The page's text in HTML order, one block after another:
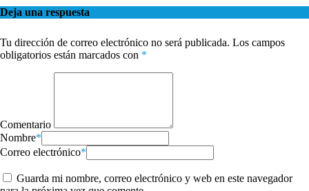
Deja una respuesta
Tu dirección de correo electrónico no será publicada. Los campos
obligatorios están marcados con *
Comentario
Nombre*
Correo electrónico*
Guarda mi nombre, correo electrónico y web en este navegador